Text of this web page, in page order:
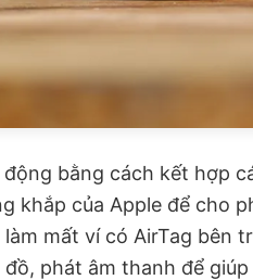
động bằng cách kết hợp
khắp của Apple để cho
làm mất ví có AirTag bên
phát âm thanh để